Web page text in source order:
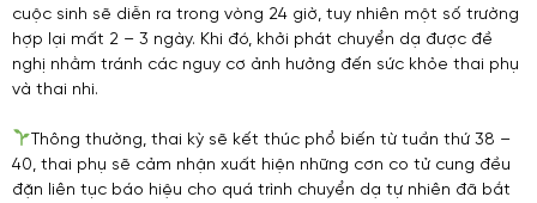
cuộc sinh sẽ diễn ra trong vòng 24 giờ, tuy nhiên một số trường
hợp lại mất 2 – 3 ngày. Khi đó, khởi phát chuyển dạ được đề
nghị nhằm tránh các nguy cơ ảnh hưởng đến sức khỏe thai phụ
và thai nhi.
Thông thường, thai kỳ sẽ kết thúc phổ biến từ tuần thứ 38 –
40, thai phụ sẽ cảm nhận xuất hiện những cơn co tử cung đều
đặn liên tục báo hiệu cho quá trình chuyển dạ tự nhiên đã bắt